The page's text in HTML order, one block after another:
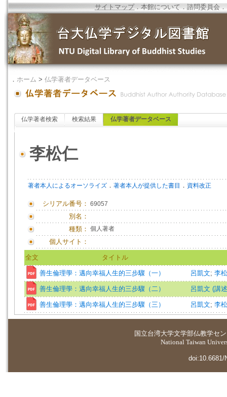
サイトマップ．本館について ．諮問委員会 ．
． ホーム > 仏学著者データベース
仏学著者検索 検索結果 仏学著者データベース
李松仁
著者本人によるオーソライズ ． 著者本人が提供した書目 ． 資料改正
シリアル番号： 69057
別名：
種類： 個人著者
個人サイト：
全文 タイトル
善生倫理學：邁向幸福人生的三步驟（一） 呂凱文; 李
善生倫理學：邁向幸福人生的三步驟（二） 呂凱文 (講
善生倫理學：邁向幸福人生的三步驟（三） 呂凱文; 李
国立台湾大学文学部仏教学セ
National Taiwan
doi:10.6681/